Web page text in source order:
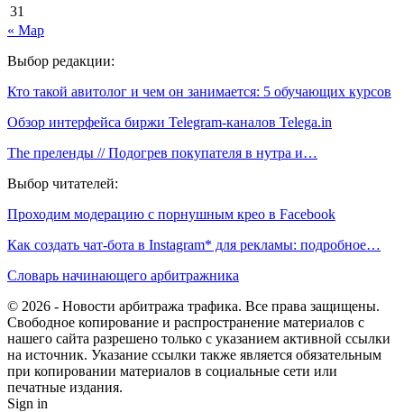
31
« Мар
Выбор редакции:
Кто такой авитолог и чем он занимается: 5 обучающих курсов
Обзор интерфейса биржи Telegram-каналов Telega.in
The преленды // Подогрев покупателя в нутра и…
Выбор читателей:
Проходим модерацию с порнушным крео в Facebook
Как создать чат-бота в Instagram* для рекламы: подробное…
Словарь начинающего арбитражника
© 2026 - Новости арбитража трафика. Все права защищены.
Свободное копирование и распространение материалов с
нашего сайта разрешено только с указанием активной ссылки
на источник. Указание ссылки также является обязательным
при копировании материалов в социальные сети или
печатные издания.
Sign in